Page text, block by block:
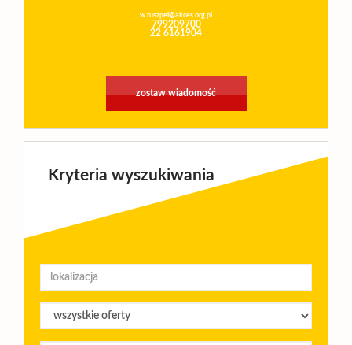
w.ruszpel@akces.org.pl
799209700
22 6161904
zostaw wiadomość
Kryteria wyszukiwania